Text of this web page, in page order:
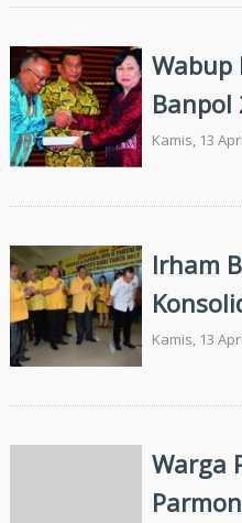
Wabup
Banpol
Kamis, 13
Irham
Dairi
Kamis, 13
Warga